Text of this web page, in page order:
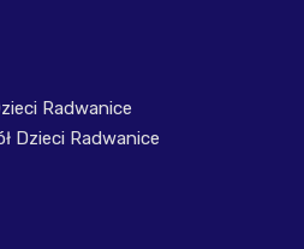
Radwanice
Dzieci Radwanice